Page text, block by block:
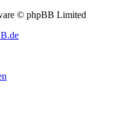
© phpBB Limited